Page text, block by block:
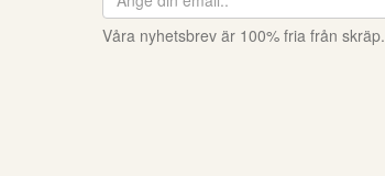
Våra nyhetsbrev är 100% fria från skräp.